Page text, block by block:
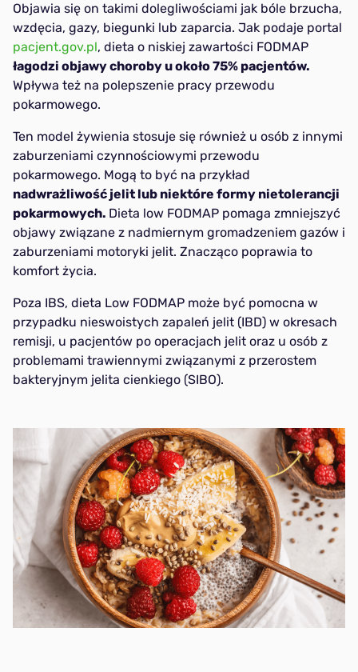
Objawia się on takimi dolegliwościami jak bóle brzucha,
wzdęcia, gazy, biegunki lub zaparcia. Jak podaje portal
pacjent.gov.pl, dieta o niskiej zawartości FODMAP
łagodzi objawy choroby u około 75% pacjentów.
Wpływa też na polepszenie pracy przewodu
pokarmowego.
Ten model żywienia stosuje się również u osób z innymi
zaburzeniami czynnościowymi przewodu
pokarmowego. Mogą to być na przykład
nadwrażliwość jelit lub niektóre formy nietolerancji
pokarmowych. Dieta low FODMAP pomaga zmniejszyć
objawy związane z nadmiernym gromadzeniem gazów i
zaburzeniami motoryki jelit. Znacząco poprawia to
komfort życia.
Poza IBS, dieta Low FODMAP może być pomocna w
przypadku nieswoistych zapaleń jelit (IBD) w okresach
remisji, u pacjentów po operacjach jelit oraz u osób z
problemami trawiennymi związanymi z przerostem
bakteryjnym jelita cienkiego (SIBO).